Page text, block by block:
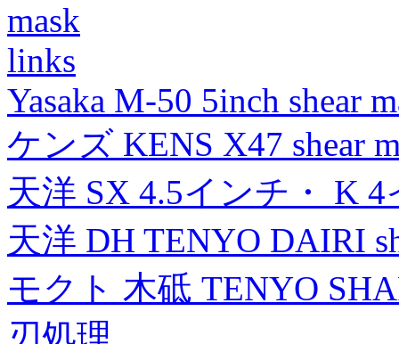
mask
links
Yasaka M-50 5inch shear
ケンズ KENS X47 shear
天洋 SX 4.5インチ・ K
天洋 DH TENYO DAIRI
モクト 木砥 TENYO